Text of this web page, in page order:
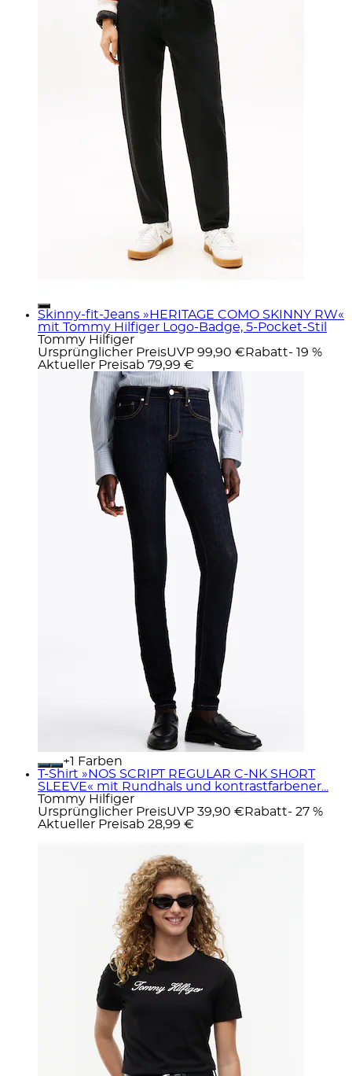
Skinny-fit-Jeans »HERITAGE COMO SKINNY RW«
mit Tommy Hilfiger Logo-Badge, 5-Pocket-Stil
Tommy Hilfiger
Ursprünglicher PreisUVP 99,90 € Rabatt- 19 %
Aktueller Preisab 79,99 €
+
Farben
T-Shirt »NOS SCRIPT REGULAR C-NK SHORT
SLEEVE« mit Rundhals und kontrastfarbener...
Tommy Hilfiger
Ursprünglicher PreisUVP 39,90 € Rabatt- 27 %
Aktueller Preisab 28,99 €